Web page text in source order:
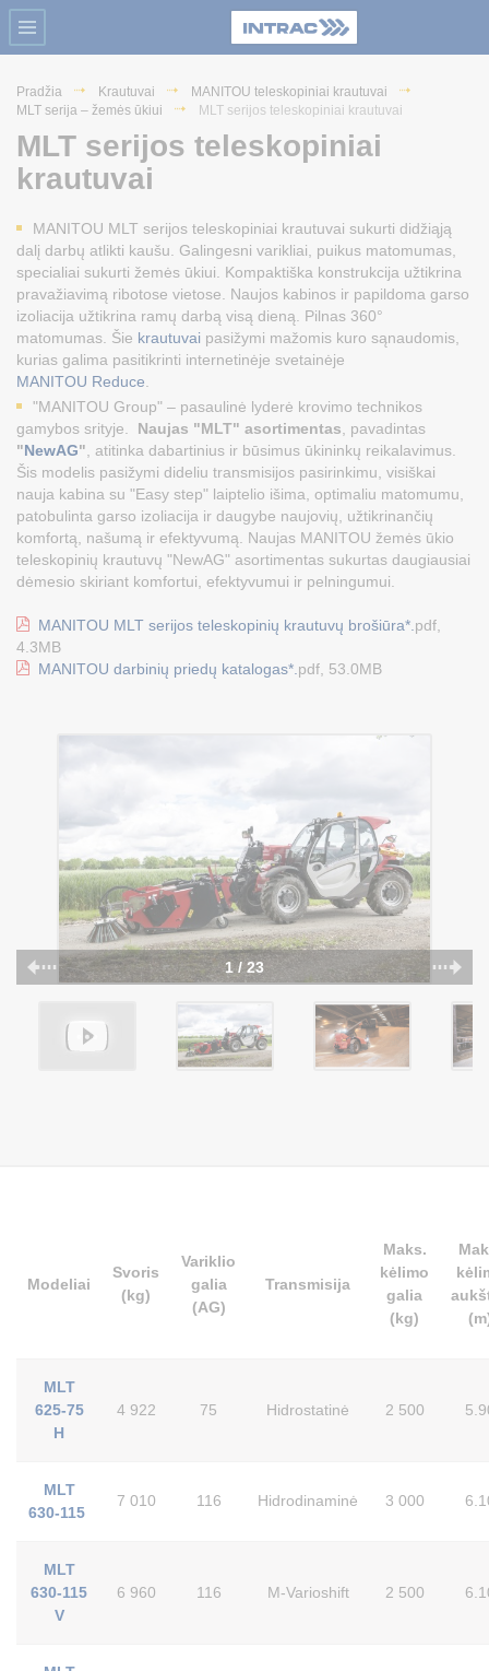
Pradžia Krautuvai
MANITOU teleskopiniai krautuvai
MLT serija – žemės ūkiui
MLT serijos teleskopiniai krautuvai
MLT serijos teleskopiniai
krautuvai
MANITOU MLT serijos teleskopiniai krautuvai sukurti didžiąją
dalį darbų atlikti kaušu. Galingesni varikliai, puikus matomumas,
specialiai sukurti žemės ūkiui. Kompaktiška konstrukcija užtikrina
pravažiavimą ribotose vietose. Naujos kabinos ir papildoma garso
izoliacija užtikrina ramų darbą visą dieną. Pilnas 360°
matomumas. Šie krautuvai pasižymi mažomis kuro sąnaudomis,
kurias galima pasitikrinti internetinėje svetainėje
MANITOU Reduce
"MANITOU Group" – pasaulinė lyderė krovimo technikos
gamybos srityje. Naujas "MLT" asortimentas , pavadintas
"NewAG" , atitinka dabartinius ir būsimus ūkininkų reikalavimus.
Šis modelis pasižymi dideliu transmisijos pasirinkimu, visiškai
nauja kabina su "Easy step" laiptelio išima, optimaliu matomumu,
patobulinta garso izoliacija ir daugybe naujovių, užtikrinančių
komfortą, našumą ir efektyvumą. Naujas MANITOU žemės ūkio
teleskopinių krautuvų "NewAG" asortimentas sukurtas daugiausiai
dėmesio skiriant komfortui, efektyvumui ir pelningumui.
MANITOU MLT serijos teleskopinių krautuvų brošiūra*. pdf,
4.3MB
MANITOU darbinių priedų katalogas*. pdf, 53.0MB
1 / 23
Modeliai
Svoris
(kg)
Variklio
galia
(AG)
Transmisija
Maks.
kėlimo
galia
(kg)
MLT
625-75
H
4 922 75 Hidrostatinė 2 500
MLT
630-115
7 010 116 Hidrodinaminė 3 000
MLT
630-115
V
6 960 116 M-Varioshift 2 500